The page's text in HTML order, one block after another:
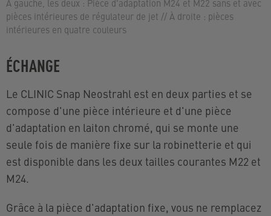
A gauche, les deux : Pièce d'adaptation M24 et M22 sans et avec
pièces intérieures de régulateur de jet // À droite : pièces
intérieures en quatre couleurs
ÉCHANGE
Le CLINIC Snap Neostrahl est en deux parties et se
compose d'une pièce intérieure et d'une pièce
d'adaptation en laiton chromé, qui se monte une
seule fois de manière fixe sur la robinetterie et qui
est disponible dans les deux tailles courantes M22 et
M24.
Grâce à la pièce d'adaptation fixe, vous ne remplacez